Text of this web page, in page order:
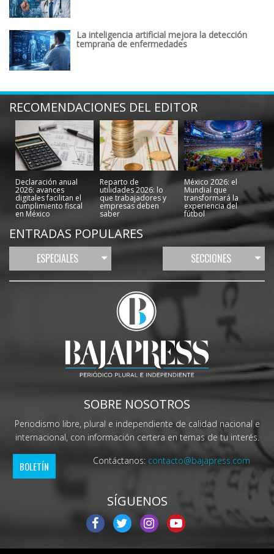
La inteligencia artificial mejora la detección
temprana de enfermedades
RECOMENDACIONES DEL EDITOR
Declaración anual
2026: avances
digitales facilitan el
cumplimiento fiscal
en México
Reparto de
utilidades 2026: lo
que trabajadores y
empresas deben
saber
México 2026: el
Mundial que
transformará la
experiencia del
fútbol
ENTRADAS POPULARES
ESPECIALES SECCIONES
SOBRE NOSOTROS
Periodismo libre, plural e independiente de calidad nacional e
internacional, con información certera en temas de tu interés.
BOLETÍN Contáctanos: contacto@bajapress.com
SÍGUENOS